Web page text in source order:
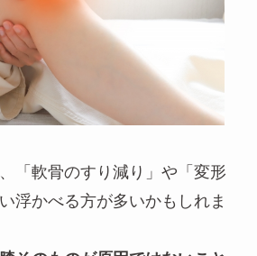
「軟骨のすり減り」や「変形
浮かべる方が多いかもしれま